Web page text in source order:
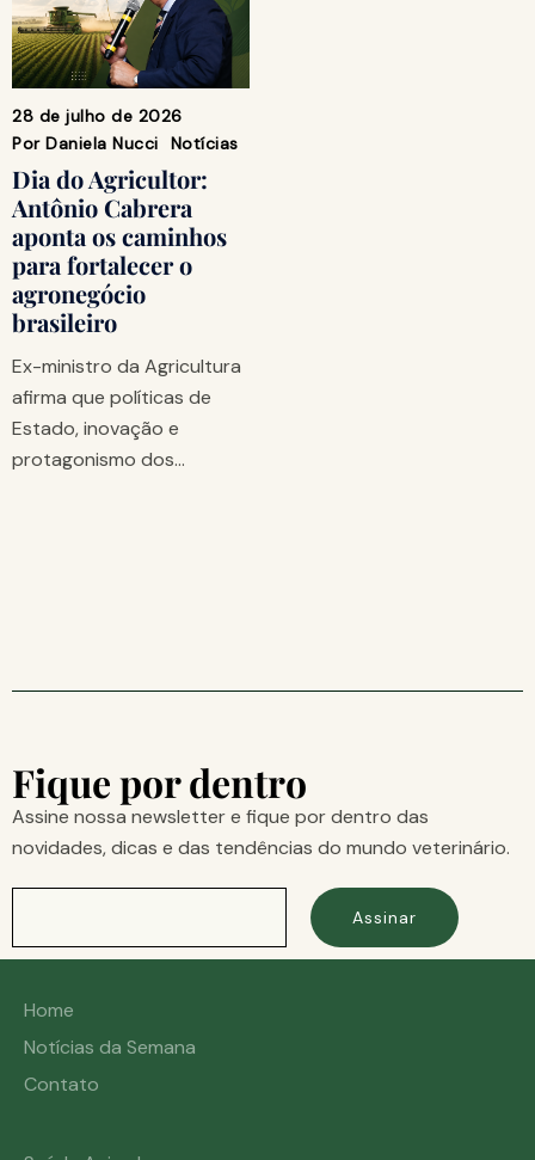
28 de julho de 2026
Por Daniela Nucci Notícias
Dia do Agricultor:
Antônio Cabrera
aponta os caminhos
para fortalecer o
agronegócio
brasileiro
Ex-ministro da Agricultura
afirma que políticas de
Estado, inovação e
protagonismo dos…
Fique por dentro
Assine nossa newsletter e fique por dentro das
novidades, dicas e das tendências do mundo veterinário.
Assinar
Home
Notícias da Semana
Contato